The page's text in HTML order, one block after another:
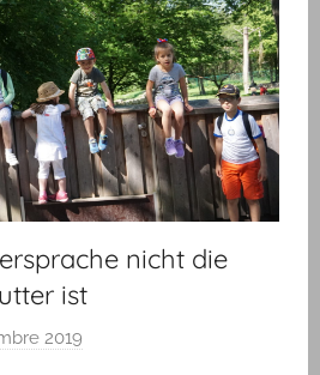
nicht die
ist
2019